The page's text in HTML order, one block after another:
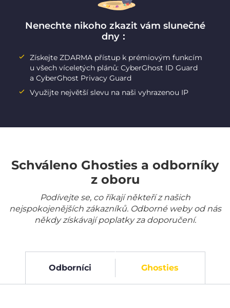
Nenechte nikoho zkazit vám slunečné
dny：
Získejte ZDARMA přístup k prémiovým funkcím
u všech víceletých plánů: CyberGhost ID Guard
a CyberGhost Privacy Guard
Využijte největší slevu na naši vyhrazenou IP
Schváleno Ghosties a odborníky
z oboru
Podívejte se, co říkají někteří z našich
nejspokojenějších zákazníků. Odborné weby od nás
někdy získávají poplatky za doporučení.
Odborníci Ghosties